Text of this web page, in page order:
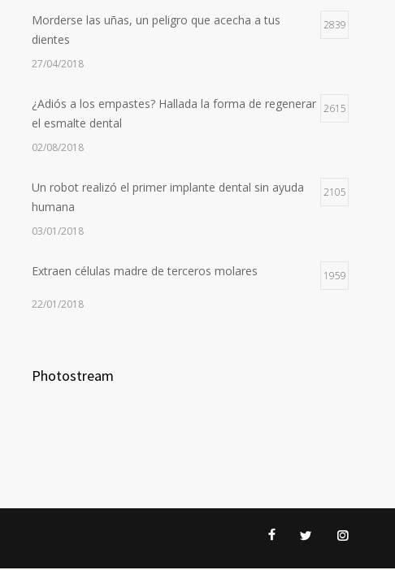
Morderse las uñas, un peligro que acecha a tus
dientes
2839
27/04/2018
¿Adiós a los empastes? Hallada la forma de regenerar
el esmalte dental
2615
02/08/2018
Un robot realizó el primer implante dental sin ayuda
humana
2105
03/01/2018
Extraen células madre de terceros molares 1959
22/01/2018
Photostream